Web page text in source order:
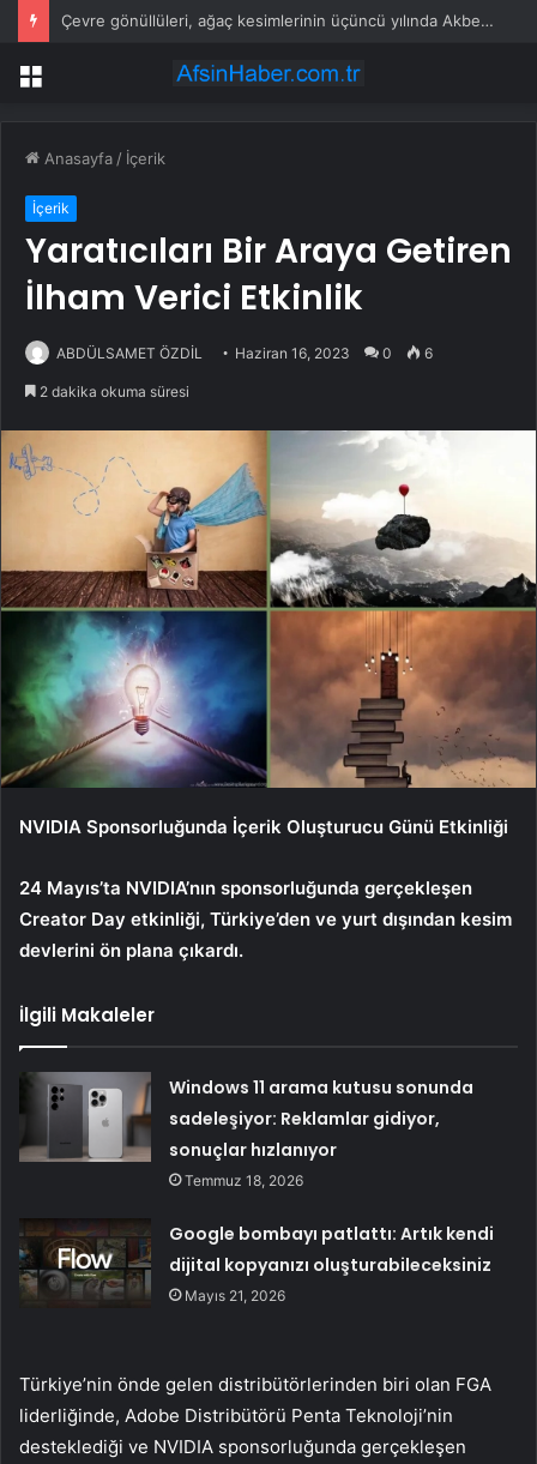
Çevre gönüllüleri, ağaç kesimlerinin üçüncü yılında Akbelen Ormanı’nda buluştu
Menü
Anasayfa / İçerik
İçerik
Yaratıcıları Bir Araya Getiren
İlham Verici Etkinlik
ABDÜLSAMET ÖZDİL Haziran 16, 2023 0 6
2 dakika okuma süresi
NVIDIA Sponsorluğunda İçerik Oluşturucu Günü Etkinliği
24 Mayıs’ta NVIDIA’nın sponsorluğunda gerçekleşen
Creator Day etkinliği, Türkiye’den ve yurt dışından kesim
devlerini ön plana çıkardı.
İlgili Makaleler
Windows 11 arama kutusu sonunda
sadeleşiyor: Reklamlar gidiyor,
sonuçlar hızlanıyor
Temmuz 18, 2026
Google bombayı patlattı: Artık kendi
dijital kopyanızı oluşturabileceksiniz
Mayıs 21, 2026
Türkiye’nin önde gelen distribütörlerinden biri olan FGA
liderliğinde, Adobe Distribütörü Penta Teknoloji’nin
desteklediği ve NVIDIA sponsorluğunda gerçekleşen